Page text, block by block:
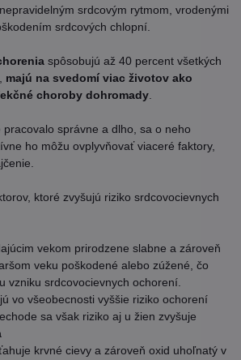
srdcovým rytmom, vrodenými
srdcových chlopní.
spôsobujú až 40 percent všetkých
majú na svedomí viac životov ako
choroby dohromady
správne a dlho, sa o neho
ho môžu ovplyvňovať viaceré faktory,
ktoré zvyšujú riziko srdcovocievnych
vekom prirodzene slabne a zároveň
veku poškodené alebo zúžené, čo
vzniku srdcovocievnych ochorení.
vo všeobecnosti vyššie riziko ochorení
sa však riziko aj u žien zvyšuje
krvné cievy a zároveň oxid uhoľnatý v